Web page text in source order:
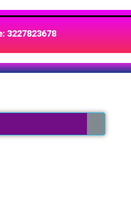
3227823678